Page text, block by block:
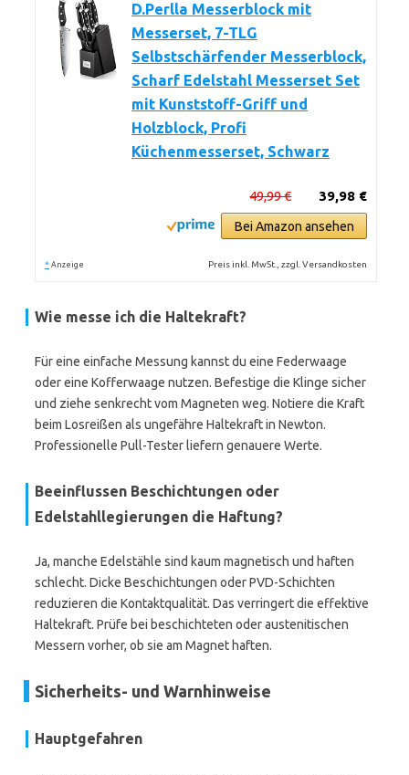
D.Perlla Messerblock mit
Messerset, 7-TLG
Selbstschärfender Messerblock,
Scharf Edelstahl Messerset Set
mit Kunststoff-Griff und
Holzblock, Profi
Küchenmesserset, Schwarz
39,98 €
49,99 €
Bei Amazon ansehen
* Anzeige Preis inkl. MwSt., zzgl. Versandkosten
Wie messe ich die Haltekraft?
Für eine einfache Messung kannst du eine Federwaage
oder eine Kofferwaage nutzen. Befestige die Klinge sicher
und ziehe senkrecht vom Magneten weg. Notiere die Kraft
beim Losreißen als ungefähre Haltekraft in Newton.
Professionelle Pull-Tester liefern genauere Werte.
Beeinflussen Beschichtungen oder
Edelstahllegierungen die Haftung?
Ja, manche Edelstähle sind kaum magnetisch und haften
schlecht. Dicke Beschichtungen oder PVD-Schichten
reduzieren die Kontaktqualität. Das verringert die effektive
Haltekraft. Prüfe bei beschichteten oder austenitischen
Messern vorher, ob sie am Magnet haften.
Sicherheits- und Warnhinweise
Hauptgefahren